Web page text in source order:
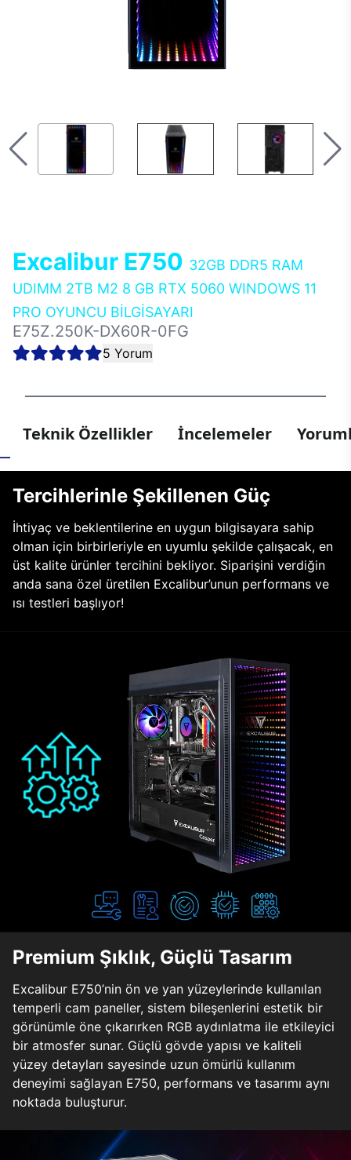
Excalibur E750 32GB DDR5 RAM
UDIMM 2TB M2 8 GB RTX 5060 WINDOWS 11
PRO OYUNCU BİLGİSAYARI
E75Z.250K-DX60R-0FG
5 Yorum
Teknik Özellikler İncelemeler
Tercihlerinle Şekillenen Güç
İhtiyaç ve beklentilerine en uygun bilgisayara sahip
olman için birbirleriyle en uyumlu şekilde çalışacak, en
üst kalite ürünler tercihini bekliyor. Siparişini verdiğin
anda sana özel üretilen Excalibur’unun performans ve
ısı testleri başlıyor!
Premium Şıklık, Güçlü Tasarım
Excalibur E750’nin ön ve yan yüzeylerinde kullanılan
temperli cam paneller, sistem bileşenlerini estetik bir
görünümle öne çıkarırken RGB aydınlatma ile etkileyici
bir atmosfer sunar. Güçlü gövde yapısı ve kaliteli
yüzey detayları sayesinde uzun ömürlü kullanım
deneyimi sağlayan E750, performans ve tasarımı aynı
noktada buluşturur.